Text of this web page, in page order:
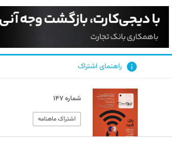
راهنمای اشتراک
شماره ۱۴۷
اشتراک ماهنامه